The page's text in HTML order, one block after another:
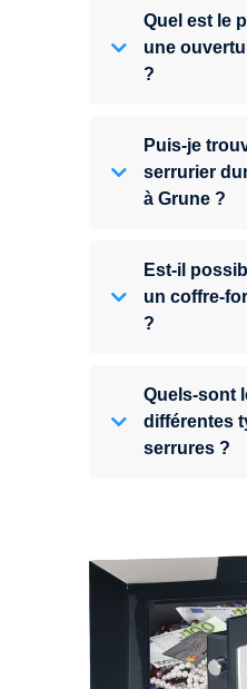
Quel est le
une
?
Puis-je
serrurier
à Grune ?
Est-il
un coffre-
?
Quels-sont
différentes
serrures ?
Expert en
nous